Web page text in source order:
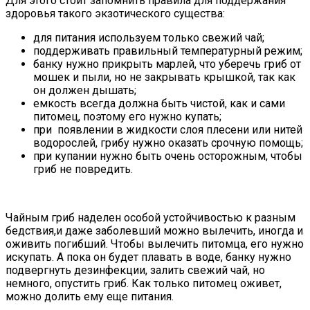
здоровья такого экзотического существа:
для питания используем только свежий чай;
поддерживать правильный температурный режим;
банку нужно прикрыть марлей, что уберечь гриб от
мошек и пыли, но не закрывать крышкой, так как
он должен дышать;
емкость всегда должна быть чистой, как и сами
питомец, поэтому его нужно купать;
при появлении в жидкости слоя плесени или нитей
водорослей, грибу нужно оказать срочную помощь;
при купании нужно быть очень осторожным, чтобы
гриб не повредить.
Чайным гриб наделен особой устойчивостью к разным
бедствия,и даже заболевший можно вылечить, иногда и
оживить погибший. Чтобы вылечить питомца, его нужно
искупать. А пока он будет плавать в воде, банку нужно
подвергнуть дезинфекции, залить свежий чай, но
немного, опустить гриб. Как только питомец оживет,
можно долить ему еще питания.